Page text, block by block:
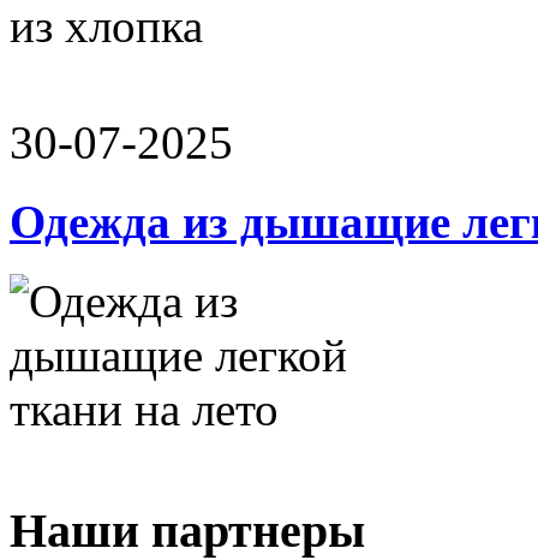
30-07-2025
Одежда из дышащие
Наши партнеры